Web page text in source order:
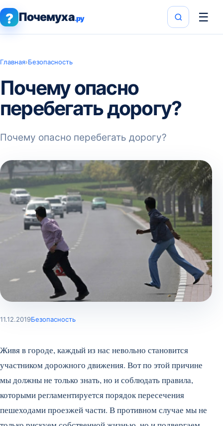
? Почемуха.ру ☰
Главная›Безопасность
Почему опасно
перебегать дорогу?
Почему опасно перебегать дорогу?
11.12.2019Безопасность
Живя в городе, каждый из нас невольно становится
участником дорожного движения. Вот по этой причине
мы должны не только знать, но и соблюдать правила,
которыми регламентируется порядок пересечения
пешеходами проезжей части. В противном случае мы не